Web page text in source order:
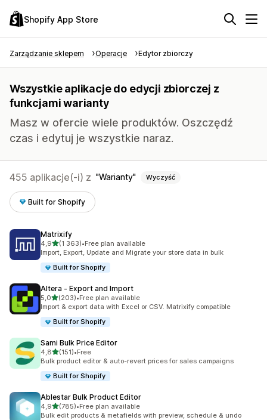
Shopify App Store
Zarządzanie sklepem Operacje Edytor zbiorczy
Wszystkie aplikacje do edycji zbiorczej z
funkcjami warianty
Masz w ofercie wiele produktów. Oszczędź
czas i edytuj je wszystkie naraz.
455 aplikacje(-i) z Warianty Wyczyść
Built for Shopify
Matrixify
4,9na 5 gwiazdek
(1 363)
Łączna liczba recenzji: 1363
•Free plan available
Import, Export, Update and Migrate your store data in bulk
Built for Shopify
Altera ‑ Export and Import
5,0na 5 gwiazdek
(203)
Łączna liczba recenzji: 203
•Free plan available
Import & export data with Excel or CSV. Matrixify compatible
Built for Shopify
Sami Bulk Price Editor
4,8na 5 gwiazdek
(151)
Łączna liczba recenzji: 151
•Free
Bulk product editor & auto-revert prices for sales campaigns
Built for Shopify
Ablestar Bulk Product Editor
4,9na 5 gwiazdek
(785)
Łączna liczba recenzji: 785
•Free plan available
Bulk edit products & metafields with preview, schedule & undo